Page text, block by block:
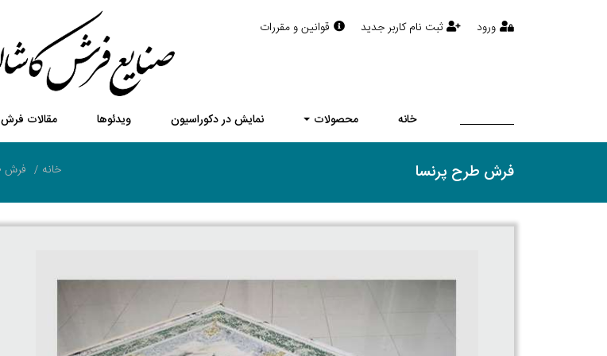
ورود ثبت نام کاربر جدید قوانین و مقررات
خانه محصولات نمایش در دکوراسیون ویدئوها مقالات فرش
فرش طرح پرنسا خانه فرش 1200 شانه